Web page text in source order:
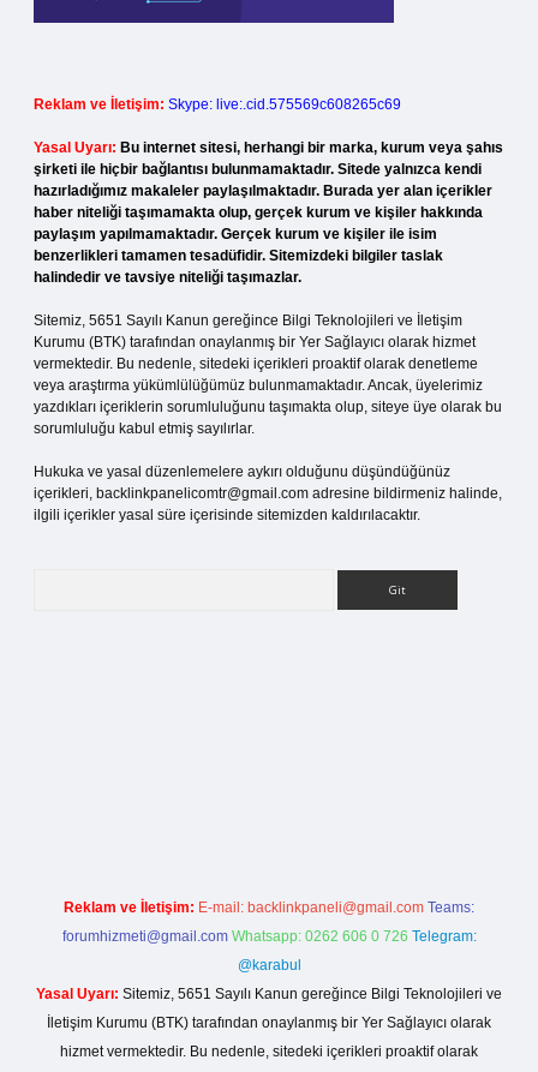
Reklam ve İletişim: Skype: live:.cid.575569c608265c69
Yasal Uyarı: Bu internet sitesi, herhangi bir marka, kurum veya şahıs
şirketi ile hiçbir bağlantısı bulunmamaktadır. Sitede yalnızca kendi
hazırladığımız makaleler paylaşılmaktadır. Burada yer alan içerikler
haber niteliği taşımamakta olup, gerçek kurum ve kişiler hakkında
paylaşım yapılmamaktadır. Gerçek kurum ve kişiler ile isim
benzerlikleri tamamen tesadüfidir. Sitemizdeki bilgiler taslak
halindedir ve tavsiye niteliği taşımazlar.
Sitemiz, 5651 Sayılı Kanun gereğince Bilgi Teknolojileri ve İletişim
Kurumu (BTK) tarafından onaylanmış bir Yer Sağlayıcı olarak hizmet
vermektedir. Bu nedenle, sitedeki içerikleri proaktif olarak denetleme
veya araştırma yükümlülüğümüz bulunmamaktadır. Ancak, üyelerimiz
yazdıkları içeriklerin sorumluluğunu taşımakta olup, siteye üye olarak bu
sorumluluğu kabul etmiş sayılırlar.
Hukuka ve yasal düzenlemelere aykırı olduğunu düşündüğünüz
içerikleri, backlinkpanelicomtr@gmail.com adresine bildirmeniz halinde,
ilgili içerikler yasal süre içerisinde sitemizden kaldırılacaktır.
Reklam ve İletişim: E-mail: backlinkpaneli@gmail.com Teams:
forumhizmeti@gmail.com Whatsapp: 0262 606 0 726 Telegram:
@karabul
Yasal Uyarı: Sitemiz, 5651 Sayılı Kanun gereğince Bilgi Teknolojileri ve
İletişim Kurumu (BTK) tarafından onaylanmış bir Yer Sağlayıcı olarak
hizmet vermektedir. Bu nedenle, sitedeki içerikleri proaktif olarak